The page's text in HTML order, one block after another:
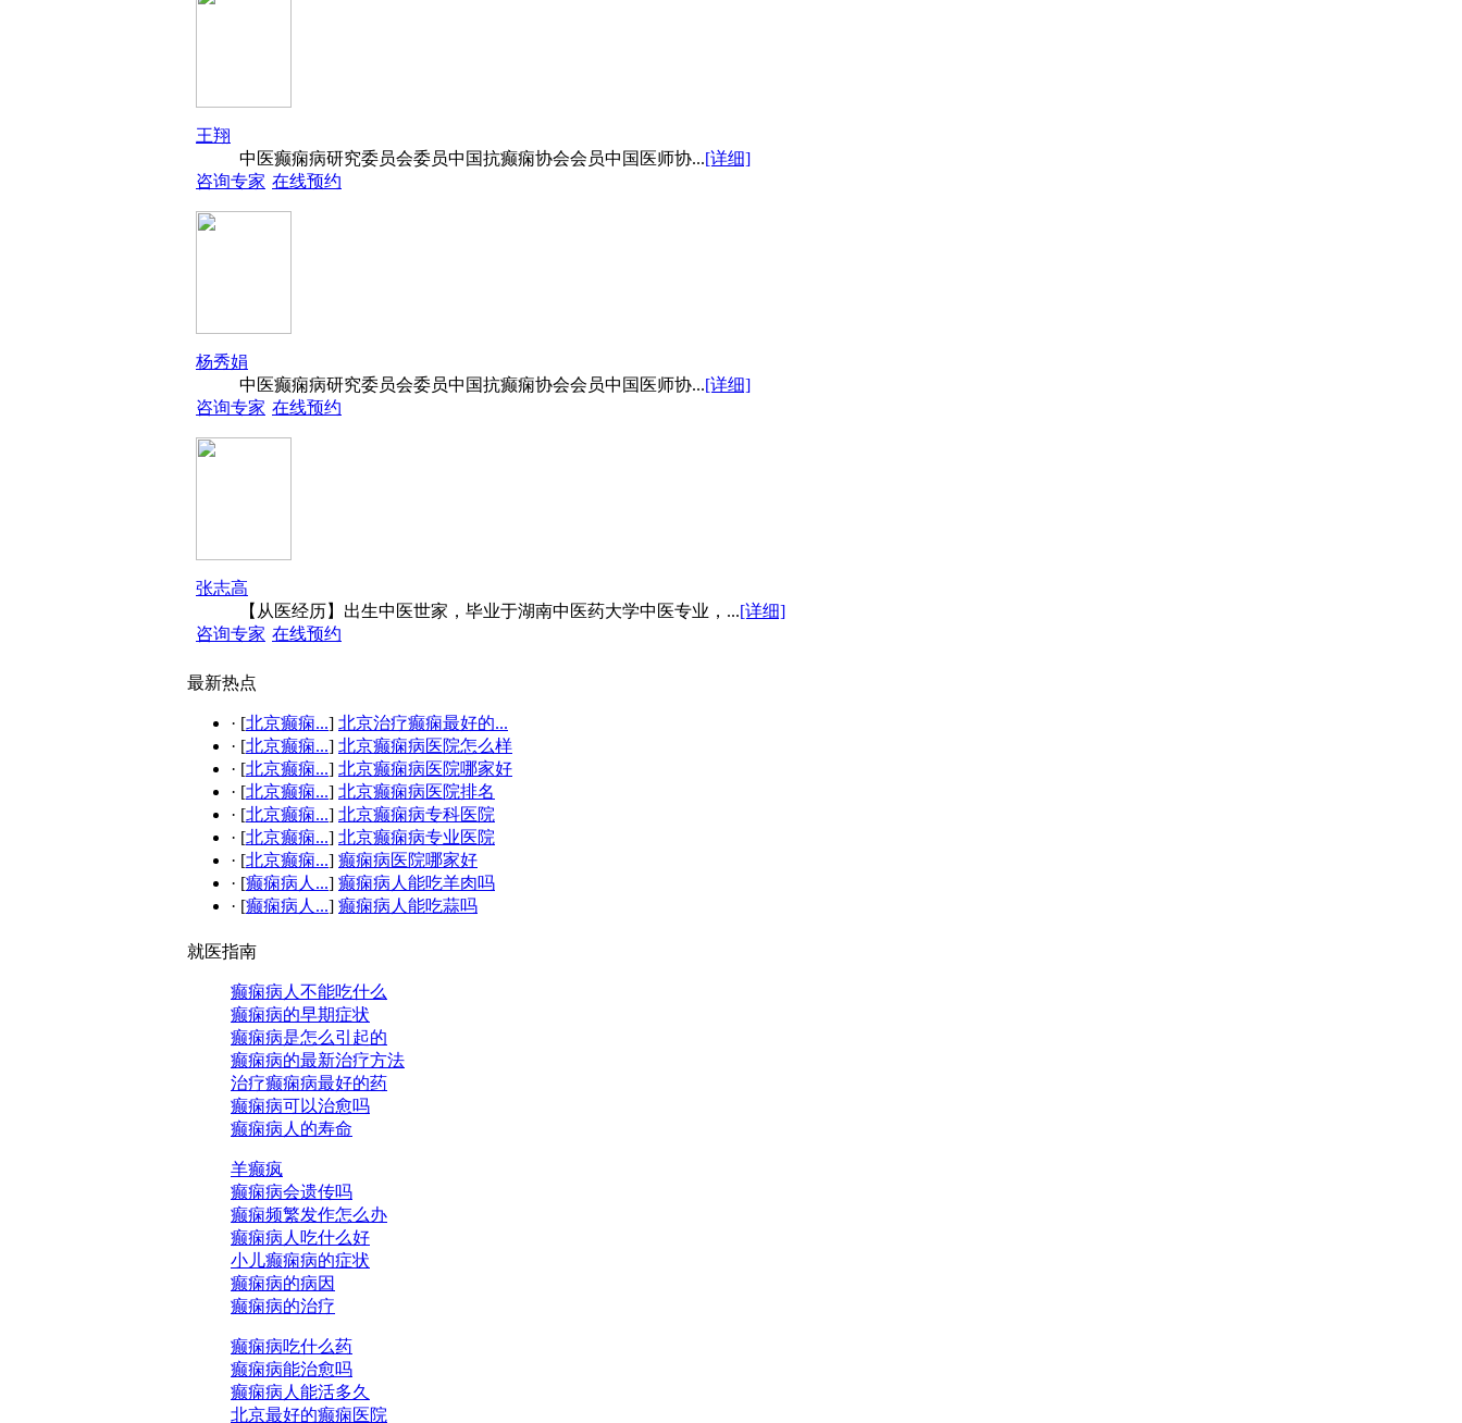
王翔
中医癫痫病研究委员会委员中国抗癫痫协会会员中国医师协...[详细]
咨询专家 在线预约
杨秀娟
中医癫痫病研究委员会委员中国抗癫痫协会会员中国医师协...[详细]
咨询专家 在线预约
张志高
【从医经历】出生中医世家，毕业于湖南中医药大学中医专业，...[详细]
咨询专家 在线预约
最新热点
· [北京癫痫...] 北京治疗癫痫最好的...
· [北京癫痫...] 北京癫痫病医院怎么样
· [北京癫痫...] 北京癫痫病医院哪家好
· [北京癫痫...] 北京癫痫病医院排名
· [北京癫痫...] 北京癫痫病专科医院
· [北京癫痫...] 北京癫痫病专业医院
· [北京癫痫...] 癫痫病医院哪家好
· [癫痫病人...] 癫痫病人能吃羊肉吗
· [癫痫病人...] 癫痫病人能吃蒜吗
就医指南
癫痫病人不能吃什么
癫痫病的早期症状
癫痫病是怎么引起的
癫痫病的最新治疗方法
治疗癫痫病最好的药
癫痫病可以治愈吗
癫痫病人的寿命
羊癫疯
癫痫病会遗传吗
癫痫频繁发作怎么办
癫痫病人吃什么好
小儿癫痫病的症状
癫痫病的病因
癫痫病的治疗
癫痫病吃什么药
癫痫病能治愈吗
癫痫病人能活多久
北京最好的癫痫医院